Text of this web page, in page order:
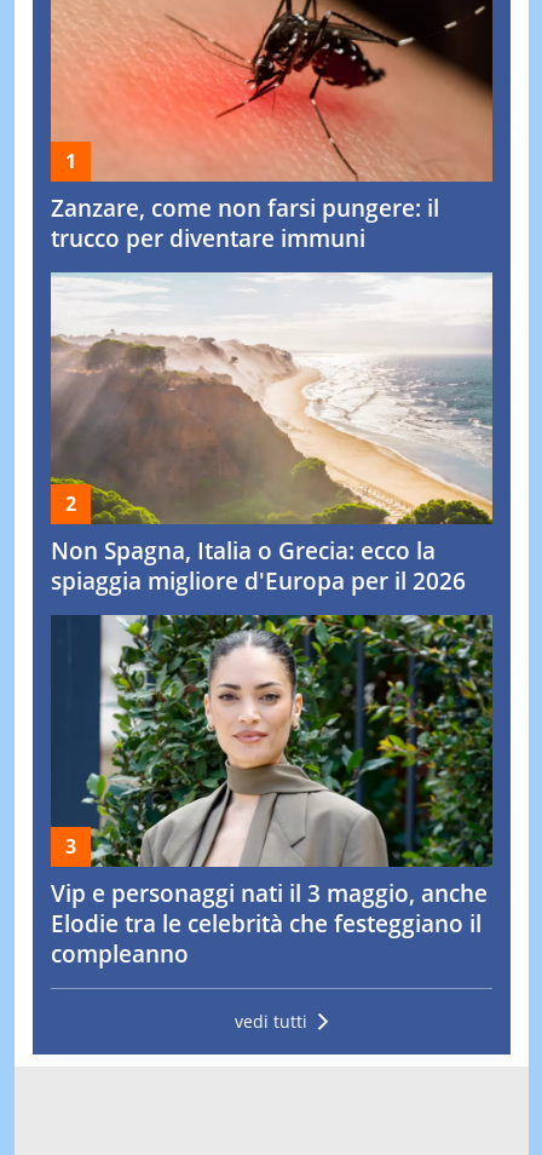
Zanzare, come non farsi pungere: il
trucco per diventare immuni
Non Spagna, Italia o Grecia: ecco la
spiaggia migliore d'Europa per il 2026
Vip e personaggi nati il 3 maggio, anche
Elodie tra le celebrità che festeggiano il
compleanno
vedi tutti